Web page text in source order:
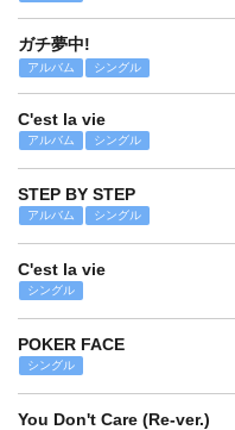
ガチ夢中!
アルバム シングル
C'est la vie
アルバム シングル
STEP BY STEP
アルバム シングル
C'est la vie
シングル
POKER FACE
シングル
You Don't Care (Re-ver.)